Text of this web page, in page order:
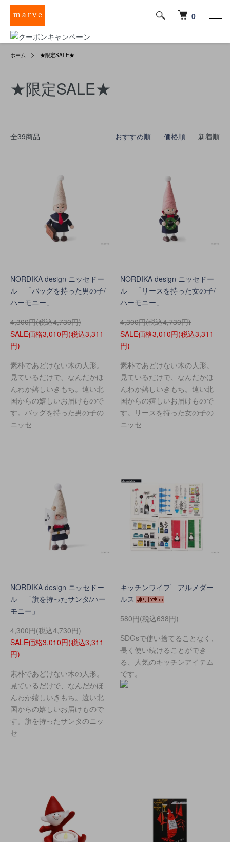
0
ホーム ★限定SALE★
★限定SALE★
全39商品 おすすめ順 価格順 新着順
NORDIKA design ニッセドー
ル 「バッグを持った男の子/
ハーモニー」
4,300円(税込4,730円)
SALE価格3,010円(税込3,311
円)
素朴であどけない木の人形。
見ているだけで、なんだかほ
んわか嬉しいきもち。遠い北
国からの嬉しいお届けもので
す。バッグを持った男の子の
ニッセ
NORDIKA design ニッセドー
ル 「リースを持った女の子/
ハーモニー」
4,300円(税込4,730円)
SALE価格3,010円(税込3,311
円)
素朴であどけない木の人形。
見ているだけで、なんだかほ
んわか嬉しいきもち。遠い北
国からの嬉しいお届けもので
す。リースを持った女の子の
ニッセ
NORDIKA design ニッセドー
ル 「旗を持ったサンタ/ハー
モニー」
4,300円(税込4,730円)
SALE価格3,010円(税込3,311
円)
素朴であどけない木の人形。
見ているだけで、なんだかほ
んわか嬉しいきもち。遠い北
国からの嬉しいお届けもので
す。旗を持ったサンタのニッ
セ
キッチンワイプ アルメダー
ルス
580円(税込638円)
SDGsで使い捨てることなく、
長く使い続けることができ
る、人気のキッチンアイテム
です。